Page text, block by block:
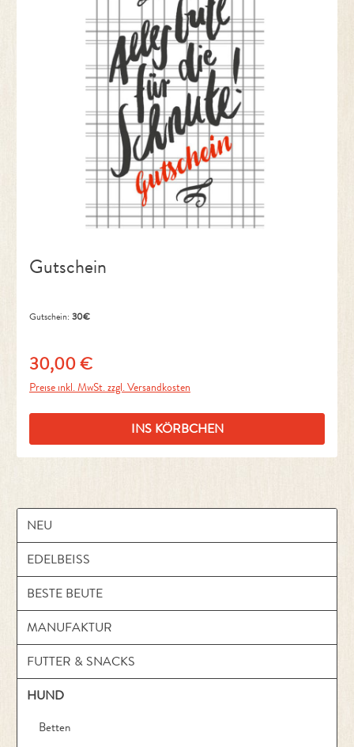
Gutschein
Gutschein: 30€
Regulärer Preis:
30,00 €
Preise inkl. MwSt. zzgl. Versandkosten
INS KÖRBCHEN
NEU
EDELBEISS
BESTE BEUTE
MANUFAKTUR
FUTTER & SNACKS
HUND
Betten